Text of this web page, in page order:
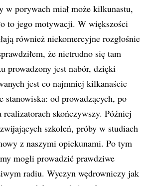
w porywach miał może kilkunastu,
to jego motywacji. W większości
również niekomercyjne rozgłośnie
że nietrudno się tam
prowadzony jest nabór, dzięki
jest co najmniej kilkanaście
stanowiska: od prowadzących, po
skończywszy. Później
szkoleń, próby w studiach
z naszymi opiekunami. Po tym
mogli prowadzić prawdziwe
radiu. Wyczyn wędrowniczy jak